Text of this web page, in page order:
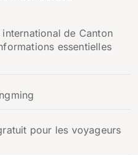
de Canton
essentielles
pour les voyageurs